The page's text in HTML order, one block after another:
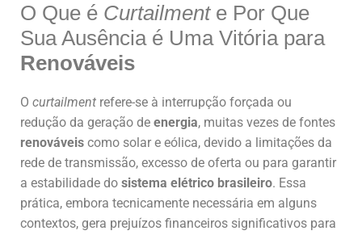
O Que é Curtailmente Por Que
Sua Ausência é Uma Vitória para
Renováveis
O curtailment refere-se à interrupção forçada ou
redução da geração de energia, muitas vezes de fontes
renováveis como solar e eólica, devido a limitações da
rede de transmissão, excesso de oferta ou para garantir
a estabilidade do sistema elétrico brasileiro. Essa
prática, embora tecnicamente necessária em alguns
contextos, gera prejuízos financeiros significativos para